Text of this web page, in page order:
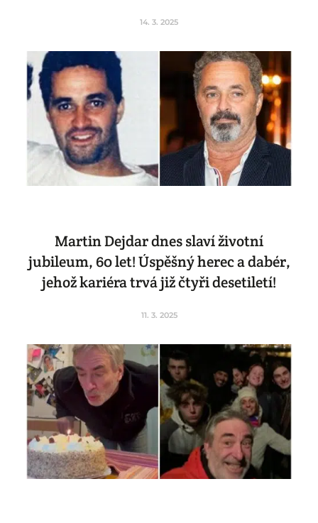
14. 3. 2025
Martin Dejdar dnes slaví životní
jubileum, 60 let! Úspěšný herec a dabér,
jehož kariéra trvá již čtyři desetiletí!
11. 3. 2025